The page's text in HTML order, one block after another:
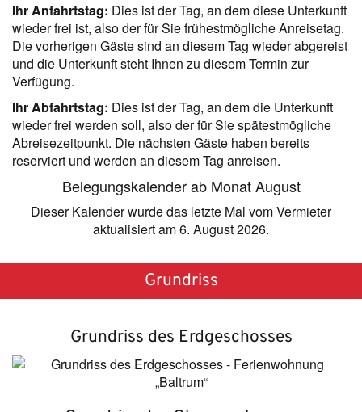
Ihr Anfahrtstag: Dies ist der Tag, an dem diese Unterkunft
wieder frei ist, also der für Sie frühestmögliche Anreisetag.
Die vorherigen Gäste sind an diesem Tag wieder abgereist
und die Unterkunft steht Ihnen zu diesem Termin zur
Verfügung.
Ihr Abfahrtstag: Dies ist der Tag, an dem die Unterkunft
wieder frei werden soll, also der für Sie spätestmögliche
Abreisezeitpunkt. Die nächsten Gäste haben bereits
reserviert und werden an diesem Tag anreisen.
Belegungskalender ab Monat August
Dieser Kalender wurde das letzte Mal vom Vermieter
aktualisiert am 6. August 2026.
Grundriss
Grundriss des Erdgeschosses